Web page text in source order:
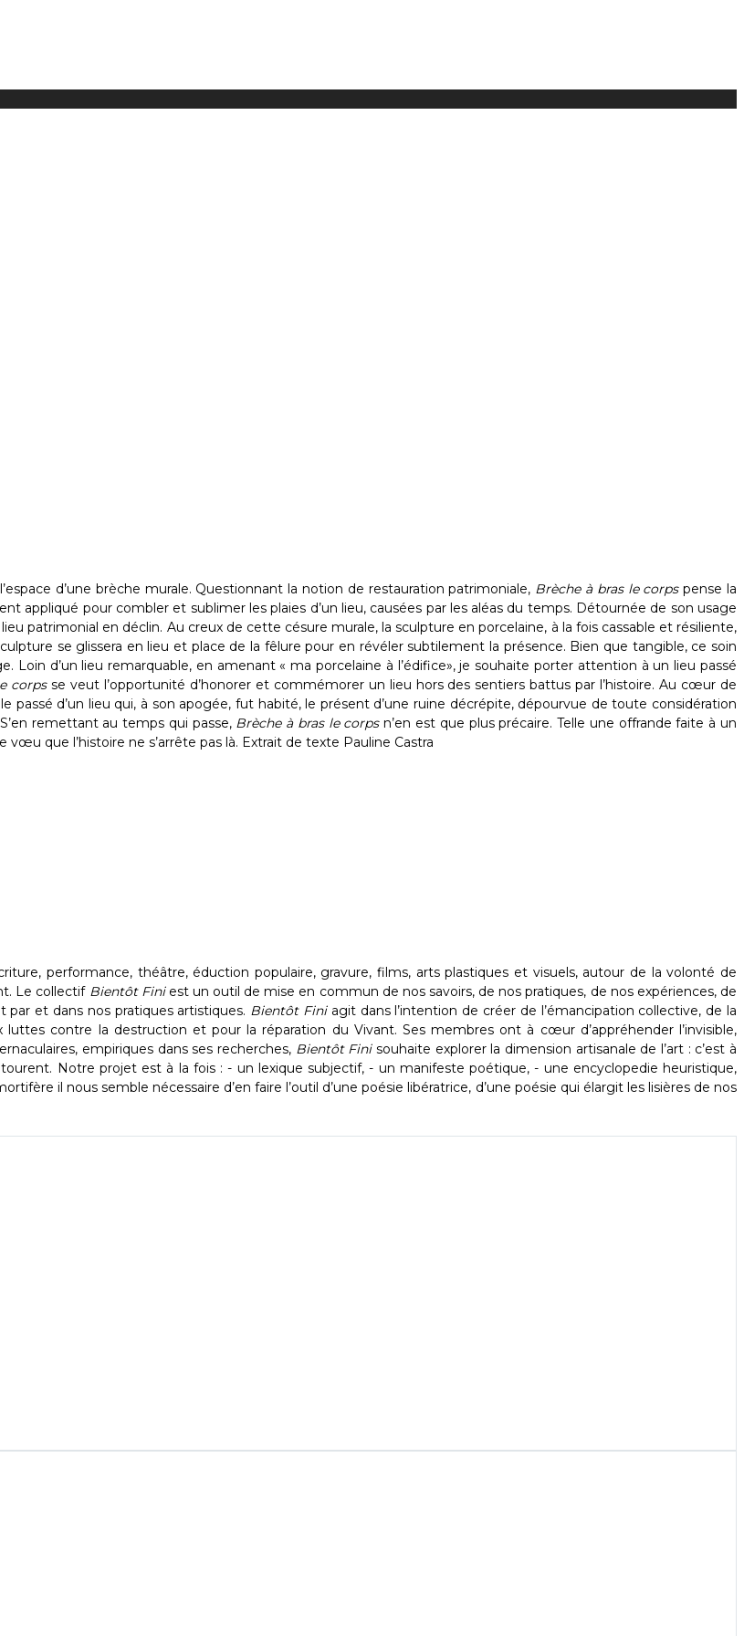
d’une brèche murale. Questionnant la notion de restauration patrimoniale, Brèche à bras le corpspense la
appliqué pour combler et sublimer les plaies d’un lieu, causées par les aléas du temps. Détournée de son usage
patrimonial en déclin. Au creux de cette césure murale, la sculpture en porcelaine, à la fois cassable et résiliente,
se glissera en lieu et place de la fêlure pour en révéler subtilement la présence. Bien que tangible, ce soin
Loin d’un lieu remarquable, en amenant « ma porcelaine à l’édifice», je souhaite porter attention à un lieu passé
corpsse veut l’opportunité d’honorer et commémorer un lieu hors des sentiers battus par l’histoire. Au cœur de
d’un lieu qui, à son apogée, fut habité, le présent d’une ruine décrépite, dépourvue de toute considération
remettant au temps qui passe, Brèche à bras le corpsn’en est que plus précaire. Telle une offrande faite à un
que l’histoire ne s’arrête pas là. Extrait de texte Pauline Castra
performance, théâtre, éduction populaire, gravure, films, arts plastiques et visuels, autour de la volonté de
​Le collectif Bientôt Finiest un outil de mise en commun de nos savoirs, de nos pratiques, de nos expériences, de
et dans nos pratiques artistiques. Bientôt Fini agit dans l’intention de créer de l’émancipation collective, de la
contre la destruction et pour la réparation du Vivant. Ses membres ont à cœur d’appréhender l’invisible,
empiriques dans ses recherches, Bientôt Finisouhaite explorer la dimension artisanale de l’art : c’est à
​Notre projet est à la fois : - un lexique subjectif, - un manifeste poétique, - une encyclopedie heuristique,
il nous semble nécessaire d’en faire l’outil d’une poésie libératrice, d’une poésie qui élargit les lisières de nos